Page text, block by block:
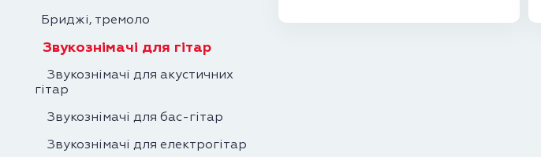
Бриджі, тремоло
Звукознімачі для гітар
Звукознімачі для акустичних
гітар
Звукознімачі для бас-гітар
Звукознімачі для електрогітар